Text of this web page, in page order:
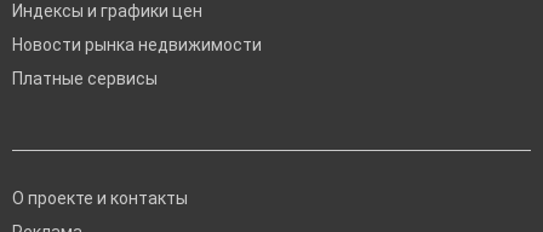
Индексы и графики цен
Новости рынка недвижимости
Платные сервисы
О проекте и контакты